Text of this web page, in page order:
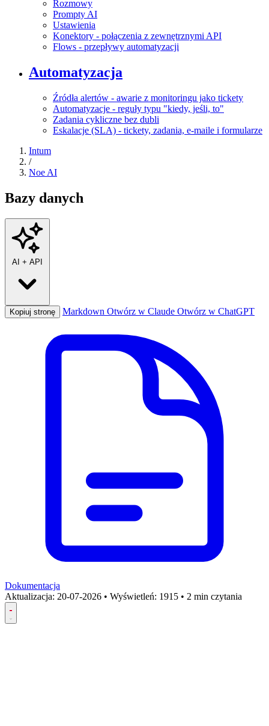
Rozmowy
Prompty AI
Ustawienia
Konektory - połączenia z zewnętrznymi API
Flows - przepływy automatyzacji
Automatyzacja
Źródła alertów - awarie z monitoringu jako tickety
Automatyzacje - reguły typu "kiedy, jeśli, to"
Zadania cykliczne bez dubli
Eskalacje (SLA) - tickety, zadania, e-maile i formularze
Intum
/
Noe AI
Bazy danych
AI + API
Kopiuj stronę Markdown Otwórz w Claude Otwórz w ChatGPT
Dokumentacja
Aktualizacja: 20-07-2026 • Wyświetleń: 1915 • 2 min czytania